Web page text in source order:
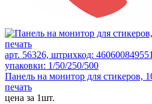
арт. 56326, штрихкод:
упаковки: 1/50/250/500
Панель на монитор для стикеров,
печать
цена за 1шт.